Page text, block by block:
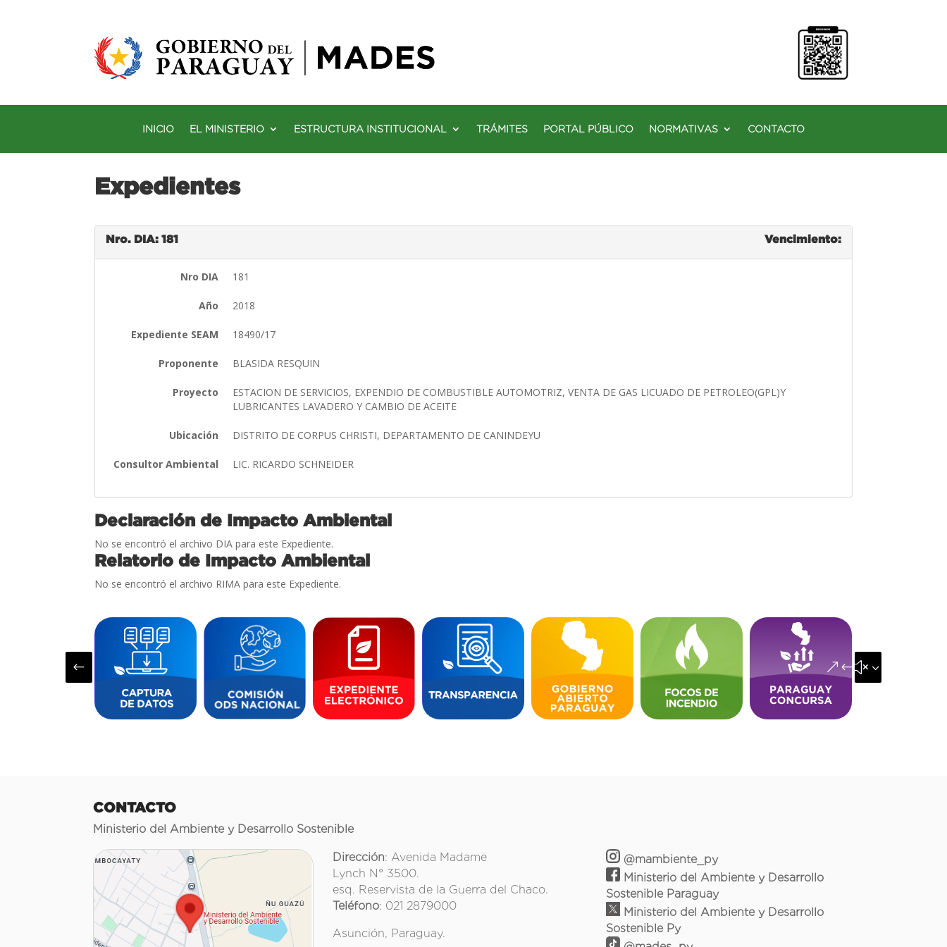
INICIO EL MINISTERIO ESTRUCTURA INSTITUCIONAL TRÁMITES PORTAL PÚBLICO NORMATIVAS CONTACTO
Expedientes
Nro. DIA: 181 Vencimiento:
Nro DIA 181
Año 2018
Expediente SEAM 18490/17
Proponente BLASIDA RESQUIN
Proyecto
ESTACION DE SERVICIOS, EXPENDIO DE COMBUSTIBLE AUTOMOTRIZ, VENTA DE GAS LICUADO DE PETROLEO(GPL)Y
LUBRICANTES LAVADERO Y CAMBIO DE ACEITE
Ubicación DISTRITO DE CORPUS CHRISTI, DEPARTAMENTO DE CANINDEYU
Consultor Ambiental LIC. RICARDO SCHNEIDER
Declaración de Impacto Ambiental
No se encontró el archivo DIA para este Expediente.
Relatorio de Impacto Ambiental
No se encontró el archivo RIMA para este Expediente.
# &#x35;
CONTACTO
Ministerio del Ambiente y Desarrollo Sostenible
Dirección: Avenida Madame
Lynch N° 3500.
esq. Reservista de la Guerra del Chaco.
Teléfono: 021 2879000
Asunción, Paraguay.
@mambiente_py
Ministerio del Ambiente y Desarrollo
Sostenible Paraguay
Ministerio del Ambiente y Desarrollo
Sostenible Py